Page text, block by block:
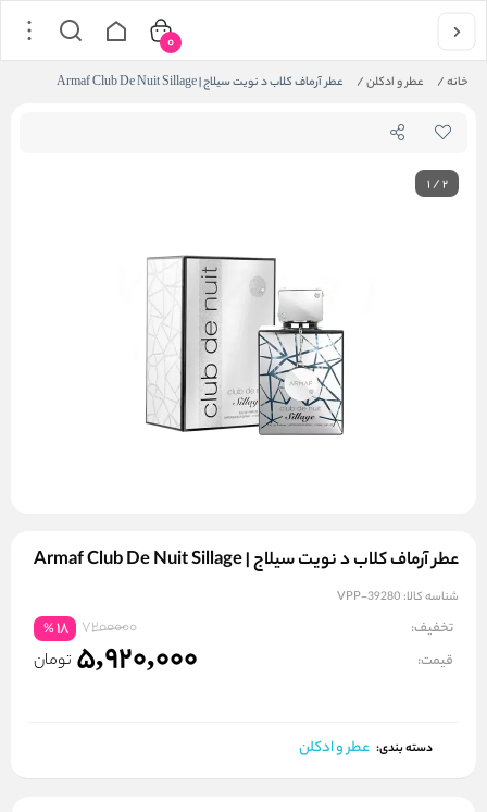
خانه/ عطر و ادکلن/ عطر آرماف کلاب د نویت سیلاج | Armaf Club De Nuit Sillage
0
1/2
عطر آرماف کلاب د نویت سیلاج | Armaf Club De Nuit Sillage
شناسه کالا: VPP-39280
تخفیف: 7200000
18
%
قیمت: 5,920,000 تومان
دسته بندی: عطر و ادکلن